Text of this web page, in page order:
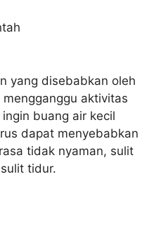
yang disebabkan oleh
aktivitas
buang air kecil
dapat menyebabkan
tidak nyaman, sulit
tidur.